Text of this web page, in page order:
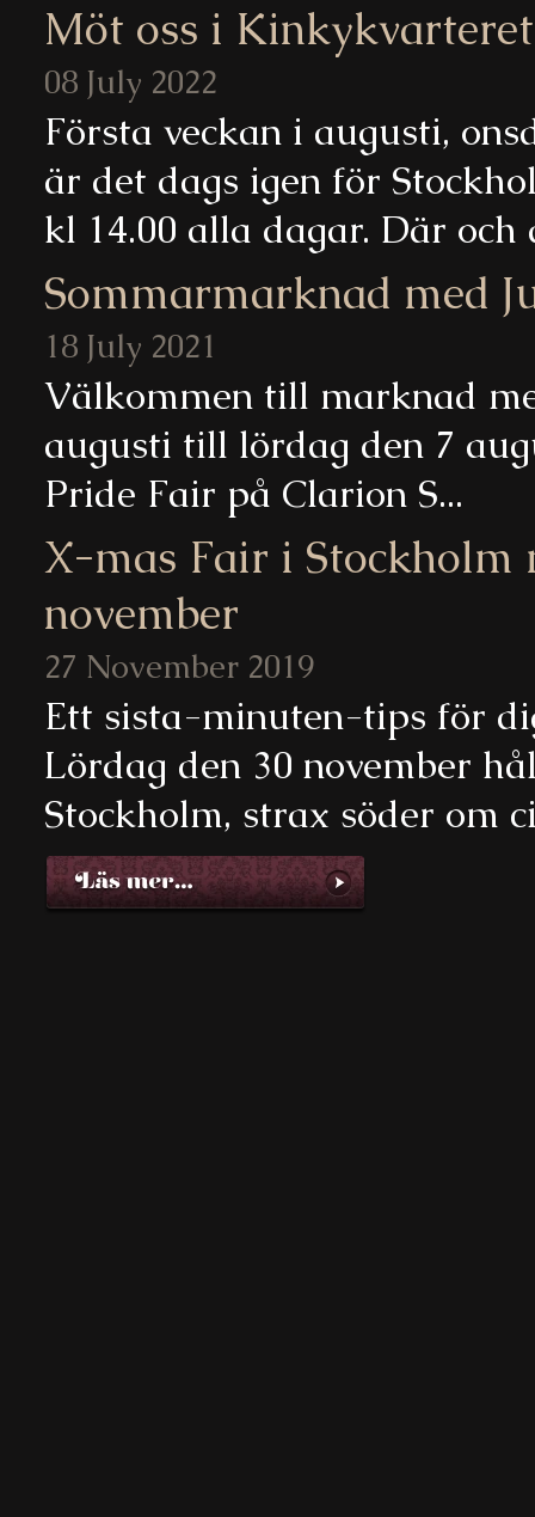
Möt oss i
08 July 2022
Första veckan i augusti,
är det dags igen för
kl 14.00 alla dagar. Där och
Sommarmarknad med
18 July 2021
Välkommen till marknad
augusti till lördag den 7
Pride Fair på Clarion S...
X-mas Fair i Stockholm
november
27 November 2019
Ett sista-minuten-tips för
Lördag den 30 november
Stockholm, strax söder om